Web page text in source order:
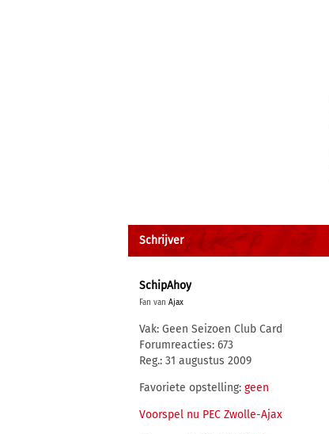
Schrijver
SchipAhoy
Fan van Ajax
Vak: Geen Seizoen Club Card
Forumreacties: 673
Reg.: 31 augustus 2009
Favoriete opstelling: geen
Voorspel nu PEC Zwolle-Ajax